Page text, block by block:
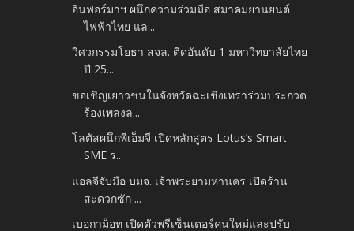
อินฟอร์มาฯ ผนึกความร่วมมือ สมาคมยานยนต์
ไฟฟ้าไทย แล...
วิศวกรรมโยธา สจล. ติดอันดับ 1 มหาวิทยาลัยไทย
ปี 25...
ขอเชิญเยาวชนในจังหวัดฉะเชิงเทราร่วมประกวด
ร้องเพลงล...
โลตัสผนึกพีเอ็มจี เปิดหลักสูตร Lotus’s Smart
SME ร...
แอลจีจับมือ บมจ. เจ้าพระยามหานคร เปิดร้าน
สะดวกซัก ...
เบอกาม็อท เปิดตัวพรีเซ็นเตอร์คนใหม่และปรับ